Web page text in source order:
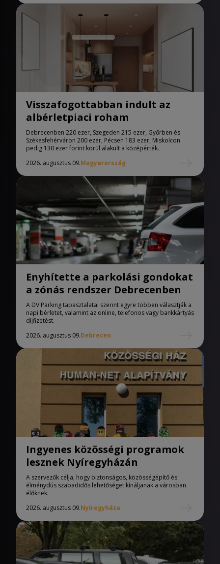
Visszafogottabban indult az
albérletpiaci roham
Debrecenben 220 ezer, Szegeden 215 ezer, Győrben és
Székesfehérváron 200 ezer, Pécsen 183 ezer, Miskolcon
pedig 130 ezer forint körül alakult a középérték.
2026. augusztus 09.Magyarország
Enyhítette a parkolási gondokat
a zónás rendszer Debrecenben
A DV Parking tapasztalatai szerint egyre többen választják a
napi bérletet, valamint az online, telefonos vagy bankkártyás
díjfizetést.
2026. augusztus 09.Debrecen
Ingyenes közösségi programok
lesznek Nyíregyházán
A szervezők célja, hogy biztonságos, közösségépítő és
élménydús szabadidős lehetőséget kínáljanak a városban
élőknek.
2026. augusztus 09.Nyíregyháza